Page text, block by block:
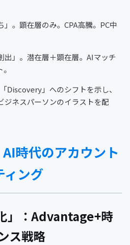
」。顕在層のみ。CPA高騰。PC中
出」。潜在層＋顕在層。AIマッチ
Discovery」へのシフトを示し、
ジネスパーソンのイラストを配
時代のアカウント
ィング
」：Advantage+時
ス戦略